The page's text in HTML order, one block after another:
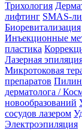
Трихология
лифтинг SMAS-
Биоревитализация
Инъекционные
пластика
Лазерная
Микротоковая
препаратов
дерматолога /
новообразований
сосудов лазером
Электроэпиляция